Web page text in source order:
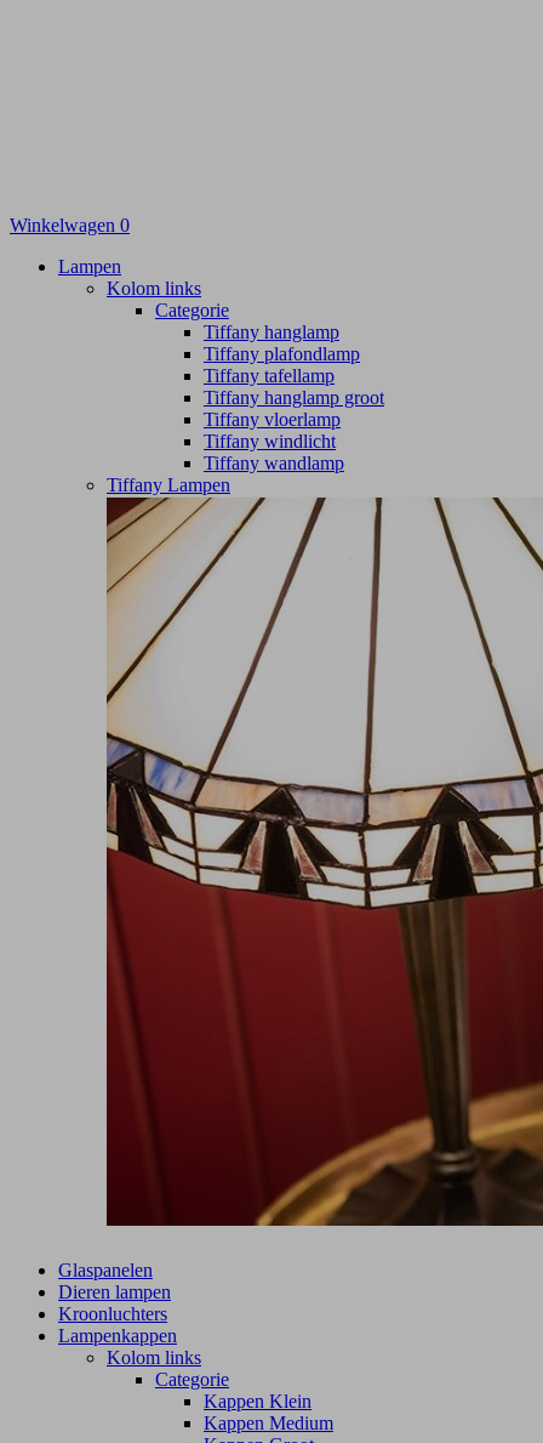
Winkelwagen 0
Lampen
Kolom links
Categorie
Tiffany hanglamp
Tiffany plafondlamp
Tiffany tafellamp
Tiffany hanglamp groot
Tiffany vloerlamp
Tiffany windlicht
Tiffany wandlamp
Tiffany Lampen
Glaspanelen
Dieren lampen
Kroonluchters
Lampenkappen
Kolom links
Categorie
Kappen Klein
Kappen Medium